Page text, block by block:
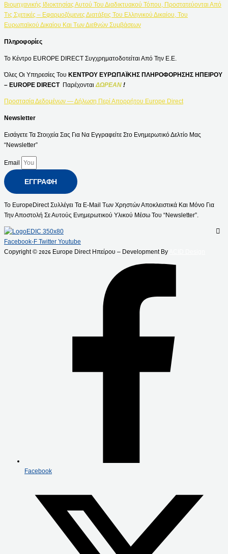
Βιομηχανικής Ιδιοκτησίας Αυτού Του Διαδικτυακού Τόπου, Προστατεύονται Από
Τις Σχετικές – Εφαρμοζόμενες Διατάξεις Του Ελληνικού Δικαίου, Του
Ευρωπαϊκού Δικαίου Και Των Διεθνών Συμβάσεων
Πληροφορίες
Το Κέντρο EUROPE DIRECT Συγχρηματοδοτείται Από Την Ε.Ε.
Όλες Οι Υπηρεσίες Του ΚΕΝΤΡΟΥ ΕΥΡΩΠΑΪΚΗΣ ΠΛΗΡΟΦΟΡΗΣΗΣ ΗΠΕΙΡΟΥ
– EUROPE DIRECT Παρέχονται ΔΩΡΕΑΝ !
Προστασία Δεδομένων — Δήλωση Περί Απορρήτου Europe Direct
Newsletter
Εισάγετε Τα Στοιχεία Σας Για Να Εγγραφείτε Στο Ενημερωτικό Δελτίο Μας
“Newsletter”
Email
ΕΓΓΡΑΦΉ
Το EuropeDirect Συλλέγει Τα E-Mail Των Χρηστών Αποκλειστικά Και Μόνο Για
Την Αποστολή Σε Αυτούς Ενημερωτικού Υλικού Μέσω Του “Newsletter”.
Facebook-F Twitter Youtube
Copyright © 2026 Europe Direct Ηπείρου – Development By
Facebook